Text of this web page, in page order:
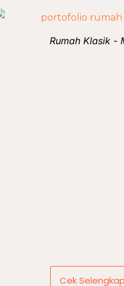
Rumah Klasik -
Cek